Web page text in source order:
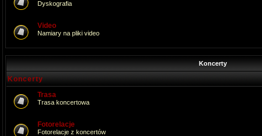
Dyskografia
Video
Namiary na pliki video
Koncerty
Koncerty
Trasa
Trasa koncertowa
Fotorelacje
Fotorelacje z koncertów